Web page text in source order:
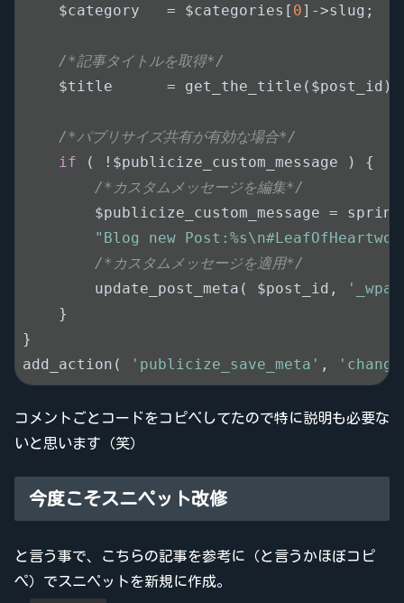
    $category   = $categories[
0]->slug;
/*記事タイトルを取得*/
    $title      = get_the_title($post_id);
/*パブリサイズ共有が有効な場合*/
if ( !$publicize_custom_message ) {
/*カスタムメッセージを編集*/
$publicize_custom_message =
"Blog new
/*カスタムメッセージを適用*/
        update_post_meta( $post_id,
    }
}
add_action(
'publicize_save_meta' ,
コメントごとコードをコピペしてたので特に説明も必要な
いと思います（笑）
今度こそスニペット改修
と言う事で、こちらの記事を参考に（と言うかほぼコピ
ぺ）でスニペットを新規に作成。